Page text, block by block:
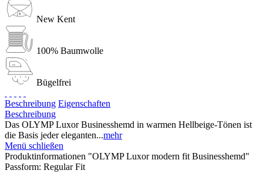
New Kent
100% Baumwolle
Bügelfrei
Beschreibung Eigenschaften
Beschreibung
Das OLYMP Luxor Businesshemd in warmen Hellbeige-Tönen ist
die Basis jeder eleganten...mehr
Menü schließen
Produktinformationen "OLYMP Luxor modern fit Businesshemd"
Passform: Regular Fit